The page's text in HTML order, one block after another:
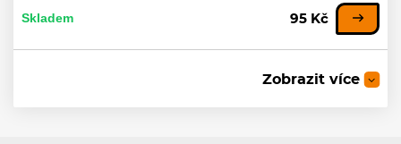
Skladem 95 Kč
Zobrazit více